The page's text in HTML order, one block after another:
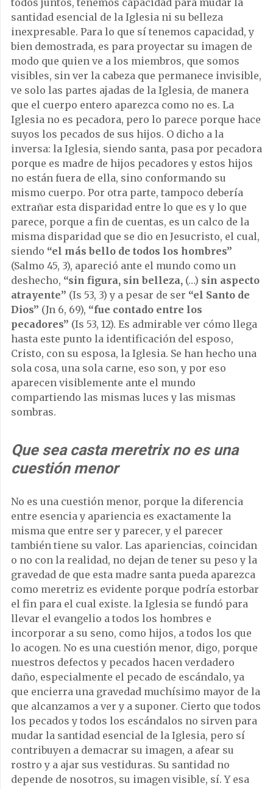
todos juntos, tenemos capacidad para mudar la
santidad esencial de la Iglesia ni su belleza
inexpresable. Para lo que sí tenemos capacidad, y
bien demostrada, es para proyectar su imagen de
modo que quien ve a los miembros, que somos
visibles, sin ver la cabeza que permanece invisible,
ve solo las partes ajadas de la Iglesia, de manera
que el cuerpo entero aparezca como no es. La
Iglesia no es pecadora, pero lo parece porque hace
suyos los pecados de sus hijos. O dicho a la
inversa: la Iglesia, siendo santa, pasa por pecadora
porque es madre de hijos pecadores y estos hijos
no están fuera de ella, sino conformando su
mismo cuerpo. Por otra parte, tampoco debería
extrañar esta disparidad entre lo que es y lo que
parece, porque a fin de cuentas, es un calco de la
misma disparidad que se dio en Jesucristo, el cual,
siendo “el más bello de todos los hombres”
(Salmo 45, 3), apareció ante el mundo como un
deshecho, “sin figura, sin belleza, (…) sin aspecto
atrayente” (Is 53, 3) y a pesar de ser “el Santo de
Dios” (Jn 6, 69), “fue contado entre los
pecadores” (Is 53, 12). Es admirable ver cómo llega
hasta este punto la identificación del esposo,
Cristo, con su esposa, la Iglesia. Se han hecho una
sola cosa, una sola carne, eso son, y por eso
aparecen visiblemente ante el mundo
compartiendo las mismas luces y las mismas
sombras.
Que sea casta meretrix no es una
cuestión menor
No es una cuestión menor, porque la diferencia
entre esencia y apariencia es exactamente la
misma que entre ser y parecer, y el parecer
también tiene su valor. Las apariencias, coincidan
o no con la realidad, no dejan de tener su peso y la
gravedad de que esta madre santa pueda aparezca
como meretriz es evidente porque podría estorbar
el fin para el cual existe. la Iglesia se fundó para
llevar el evangelio a todos los hombres e
incorporar a su seno, como hijos, a todos los que
lo acogen. No es una cuestión menor, digo, porque
nuestros defectos y pecados hacen verdadero
daño, especialmente el pecado de escándalo, ya
que encierra una gravedad muchísimo mayor de la
que alcanzamos a ver y a suponer. Cierto que todos
los pecados y todos los escándalos no sirven para
mudar la santidad esencial de la Iglesia, pero sí
contribuyen a demacrar su imagen, a afear su
rostro y a ajar sus vestiduras. Su santidad no
depende de nosotros, su imagen visible, sí. Y esa